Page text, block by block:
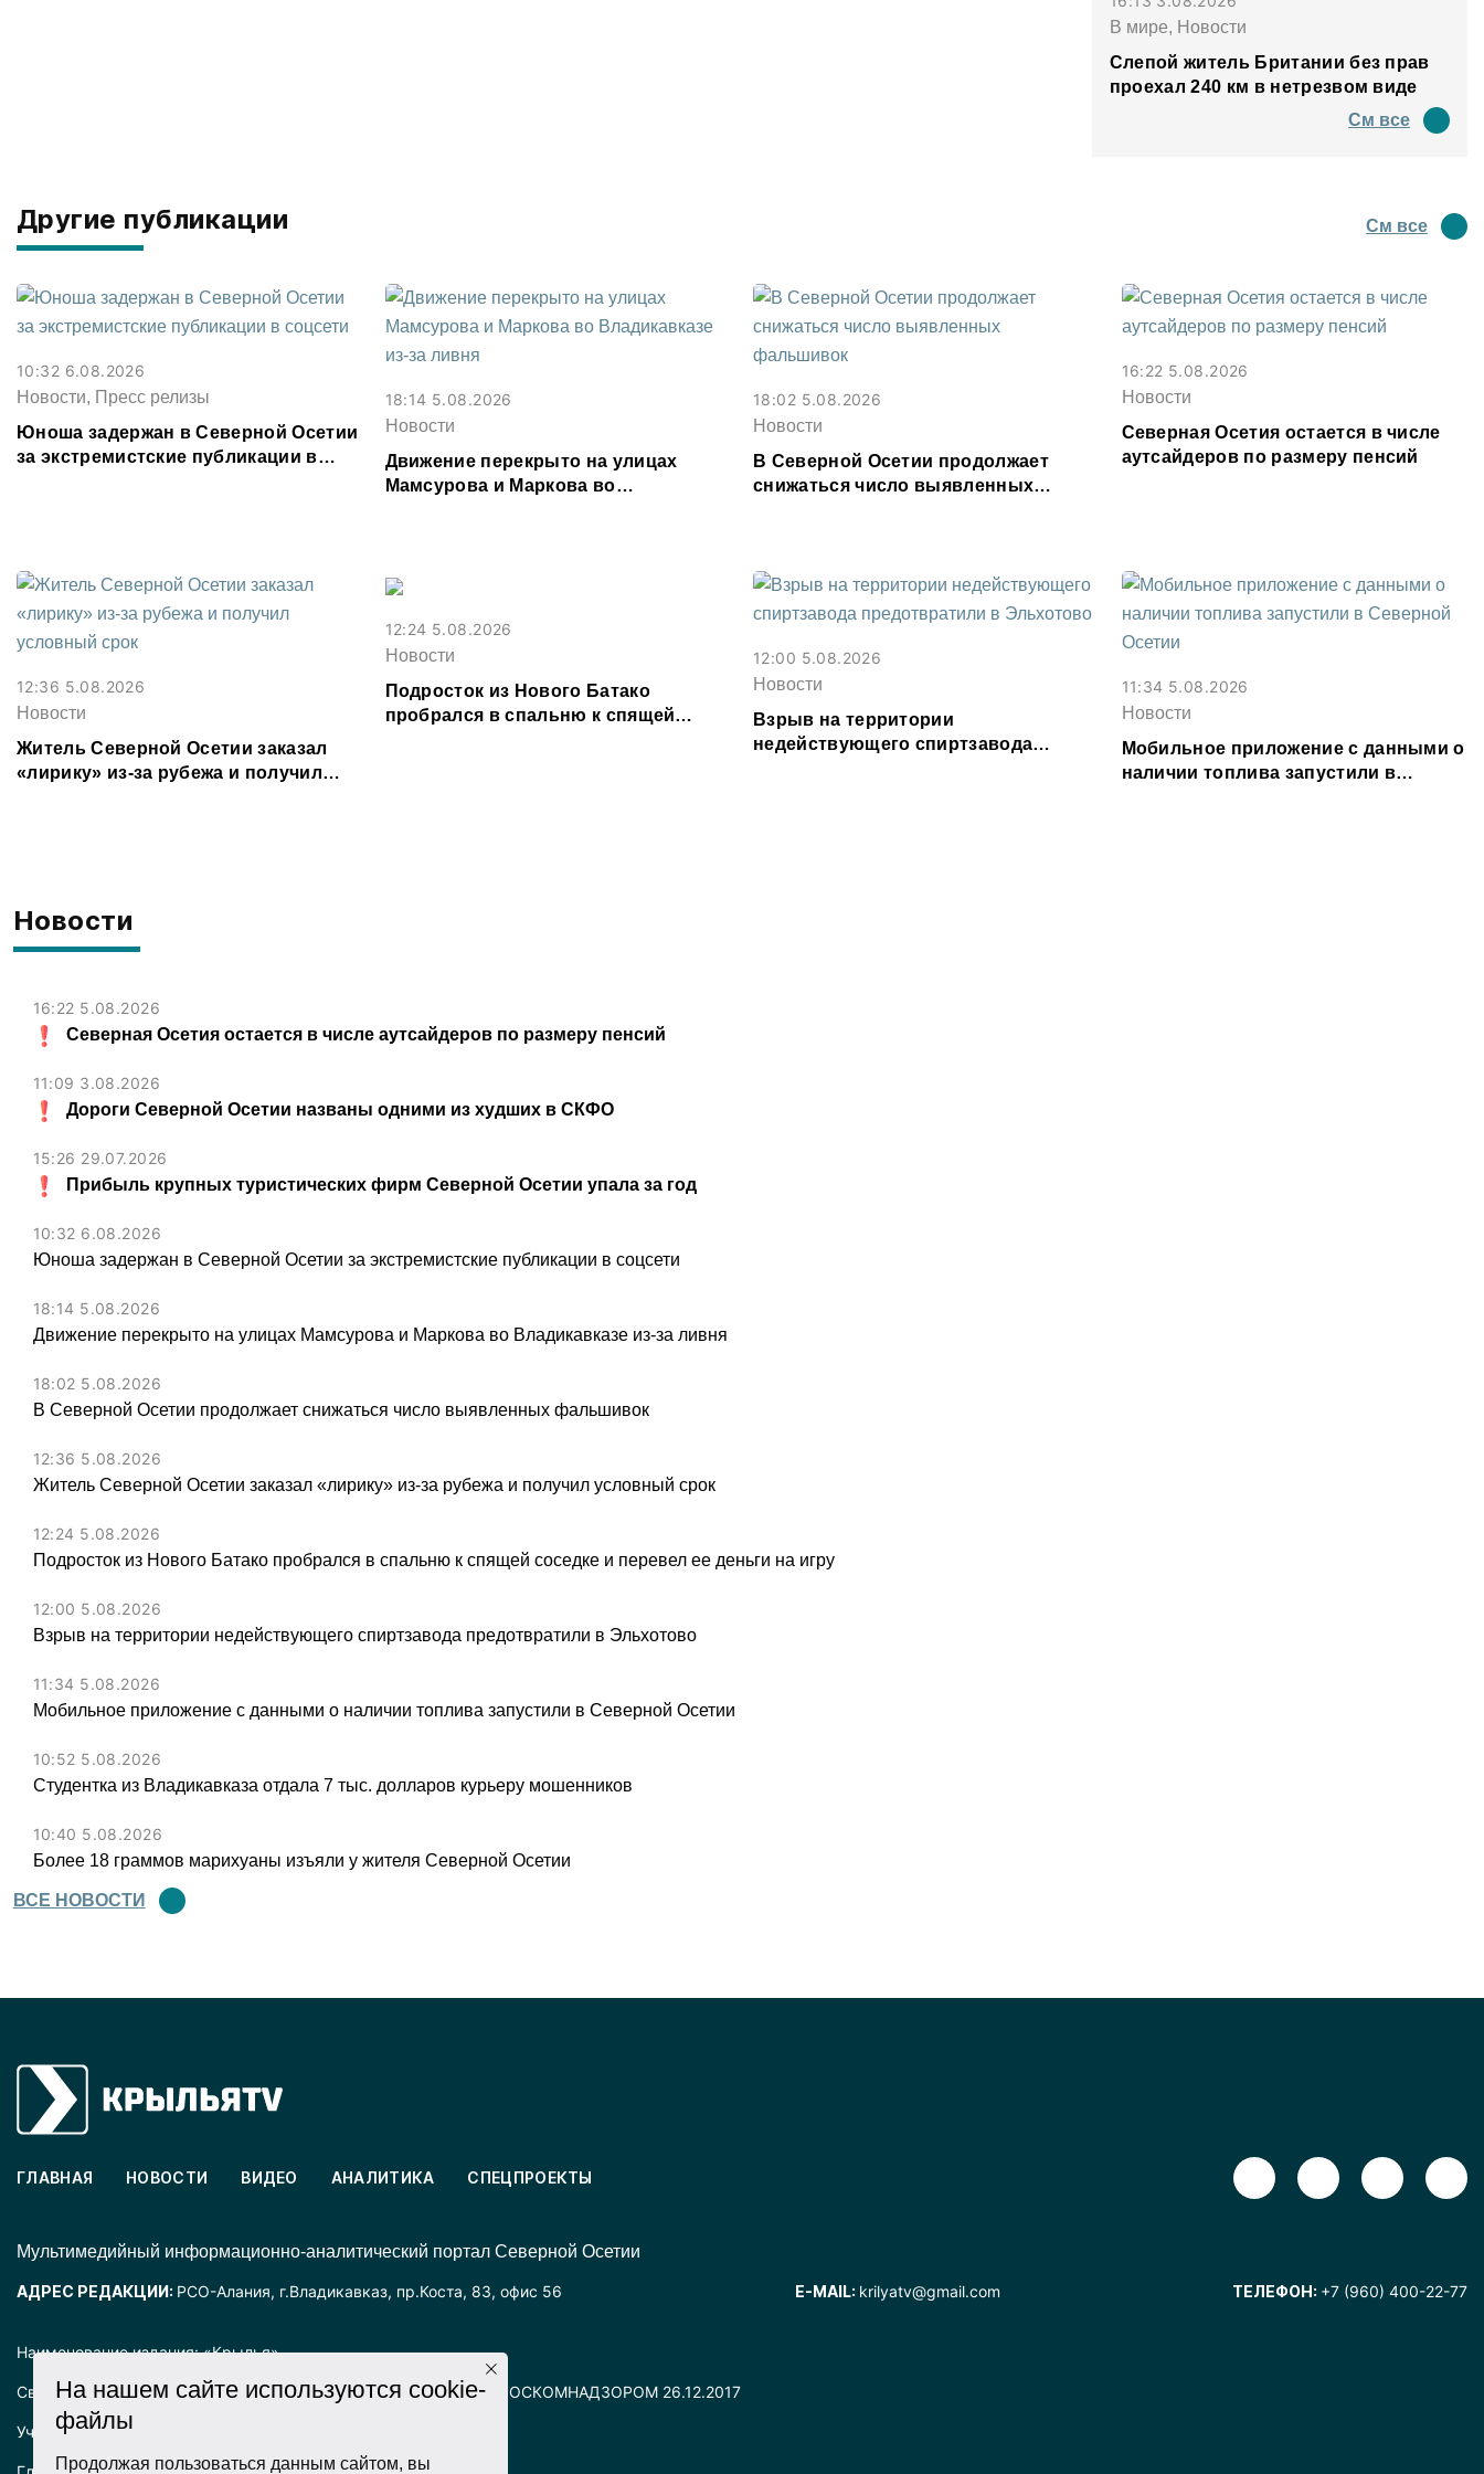
Новости
16:22 5.08.2026
Северная Осетия остается в числе аутсайдеров по размеру пенсий
11:09 3.08.2026
Дороги Северной Осетии названы одними из худших в СКФО
15:26 29.07.2026
Прибыль крупных туристических фирм Северной Осетии упала за год
10:32 6.08.2026
Юноша задержан в Северной Осетии за экстремистские публикации в соцсети
18:14 5.08.2026
Движение перекрыто на улицах Мамсурова и Маркова во Владикавказе из-за ливня
18:02 5.08.2026
В Северной Осетии продолжает снижаться число выявленных фальшивок
12:36 5.08.2026
Житель Северной Осетии заказал «лирику» из-за рубежа и получил условный срок
12:24 5.08.2026
Подросток из Нового Батако пробрался в спальню к спящей соседке и перевел ее деньги на игру
12:00 5.08.2026
Взрыв на территории недействующего спиртзавода предотвратили в Эльхотово
11:34 5.08.2026
Мобильное приложение с данными о наличии топлива запустили в Северной Осетии
10:52 5.08.2026
Студентка из Владикавказа отдала 7 тыс. долларов курьеру мошенников
10:40 5.08.2026
Более 18 граммов марихуаны изъяли у жителя Северной Осетии
ВСЕ НОВОСТИ
В мире, Новости
Слепой житель Британии без прав
проехал 240 км в нетрезвом виде
См все
Другие публикации См все
10:32 6.08.2026
Новости, Пресс релизы
Юноша задержан в Северной Осетии
за экстремистские публикации в
18:14 5.08.2026
Новости
Движение перекрыто на улицах
Мамсурова и Маркова во
18:02 5.08.2026
Новости
В Северной Осетии продолжает
снижаться число выявленных
16:22 5.08.2026
Новости
Северная Осетия остается в числе
аутсайдеров по размеру пенсий
12:36 5.08.2026
Новости
Житель Северной Осетии заказал
«лирику» из-за рубежа и получил
12:24 5.08.2026
Новости
Подросток из Нового Батако
пробрался в спальню к спящей
12:00 5.08.2026
Новости
Взрыв на территории
недействующего спиртзавода
11:34 5.08.2026
Новости
Мобильное приложение с данными о
наличии топлива запустили в
Наименование издания: «Крылья».
Свидетельство о регистрации СМИ ЭЛ № ФС77-72025 выдано РОСКОМНАДЗОРОМ 26.12.2017
Учредитель: ООО «Крылья».
ГЛАВНАЯ НОВОСТИ ВИДЕО АНАЛИТИКА СПЕЦПРОЕКТЫ
Mультимедийный информационно-аналитический портал Северной Осетии
АДРЕС РЕДАКЦИИ: РСО-Алания, г.Владикавказ, пр.Коста, 83, офис 56 E-MAIL: krilyatv@gmail.com ТЕЛЕФОН: +7 (960) 400-22-77
На нашем сайте используются cookie-
файлы
Продолжая пользоваться данным сайтом, вы